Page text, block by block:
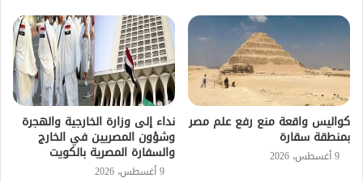
كواليس واقعة منع رفع علم مصر
بمنطقة سقارة
9 أغسطس، 2026
نداء إلى وزارة الخارجية والهجرة
وشؤون المصريين في الخارج
والسفارة المصرية بالكويت
9 أغسطس، 2026